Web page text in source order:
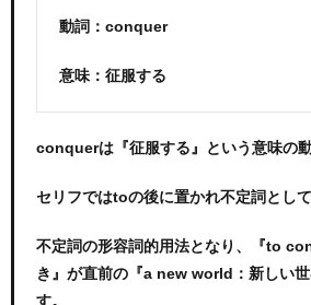
動詞：conquer
意味：征服する
conquerは『征服する』という意味の動
セリフではtoの後に置かれ不定詞として
不定詞の形容詞的用法となり、『to
き』が直前の『a new world：新しい
す。